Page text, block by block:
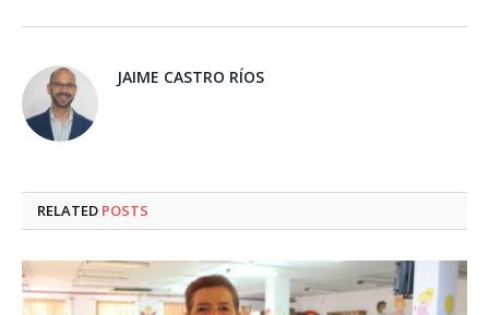
JAIME CASTRO RÍOS
RELATED POSTS